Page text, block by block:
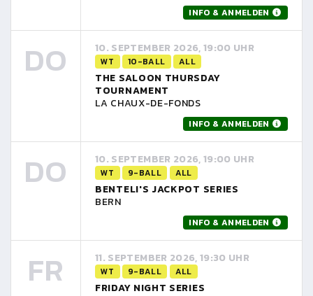
INFO & ANMELDEN
DO 10. SEPTEMBER 2026, 19:00 UHR
WT 10-BALL ALL
THE SALOON THURSDAY
TOURNAMENT
LA CHAUX-DE-FONDS
INFO & ANMELDEN
DO 10. SEPTEMBER 2026, 19:00 UHR
WT 9-BALL ALL
BENTELI'S JACKPOT SERIES
BERN
INFO & ANMELDEN
FR 11. SEPTEMBER 2026, 19:30 UHR
WT 9-BALL ALL
FRIDAY NIGHT SERIES